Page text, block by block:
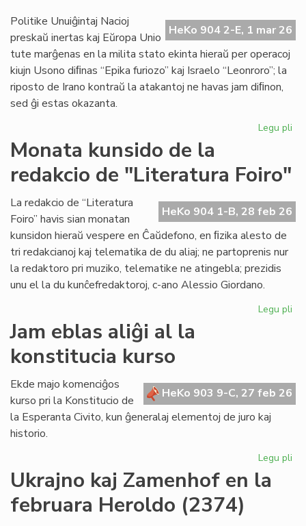
HeKo 904 2-E, 1 mar 26
Politike Unuiĝintaj Nacioj
preskaŭ inertas kaj Eŭropa Unio
tute marĝenas en la milita stato ekinta hieraŭ per operacoj
kiujn Usono diﬁnas “Epika furiozo” kaj Israelo “Leonroro”; la
riposto de Irano kontraŭ la atakantoj ne havas jam diﬁnon,
sed ĝi estas okazanta.
Legu pli
Monata kunsido de la
redakcio de "Literatura Foiro"
HeKo 904 1-B, 28 feb 26
La redakcio de “Literatura
Foiro” havis sian monatan
kunsidon hieraŭ vespere en Ĉaŭdefono, en ﬁzika alesto de
tri redakcianoj kaj telematika de du aliaj; ne partoprenis nur
la redaktoro pri muziko, telematike ne atingebla; prezidis
unu el la du kunĉefredaktoroj, c-ano Alessio Giordano.
Legu pli
Jam eblas aliĝi al la
konstitucia kurso
HeKo 903 9-C, 27 feb 26
Ekde majo komenciĝos
kurso pri la Konstitucio de
la Esperanta Civito, kun ĝeneralaj elementoj de juro kaj
historio.
Legu pli
Ukrajno kaj Zamenhof en la
februara Heroldo (2374)